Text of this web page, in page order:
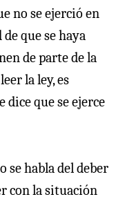
no se ejerció en
que se haya
de parte de la
la ley, es
dice que se ejerce
se habla del deber
con la situación